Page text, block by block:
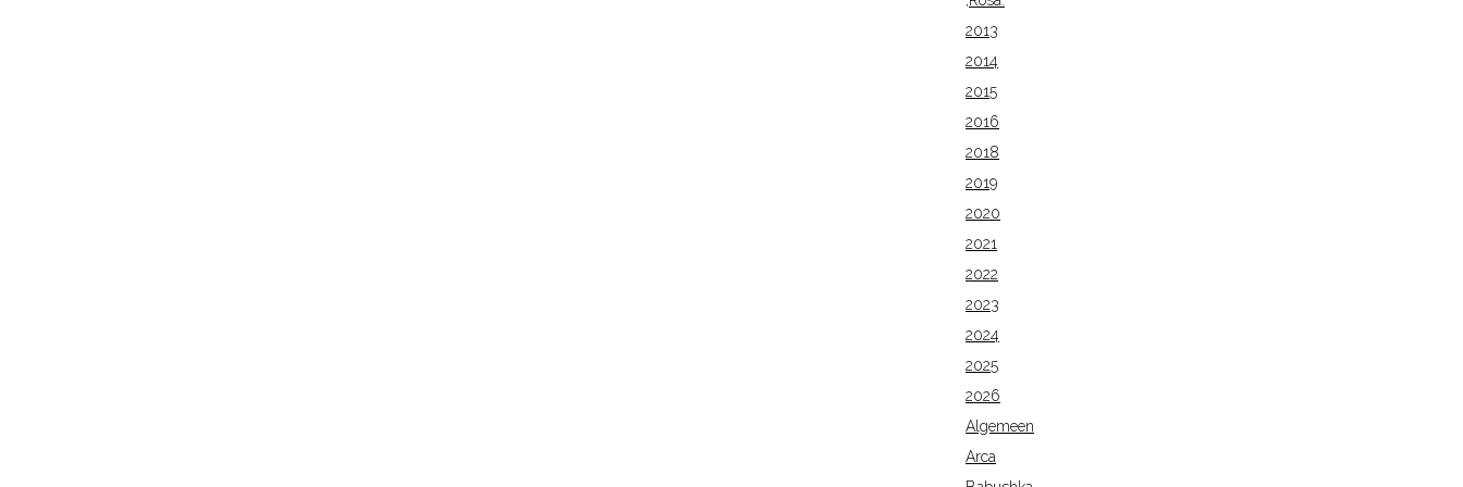
2013
2014
2015
2016
2018
2019
2020
2021
2022
2023
2024
2025
2026
Algemeen
Arca